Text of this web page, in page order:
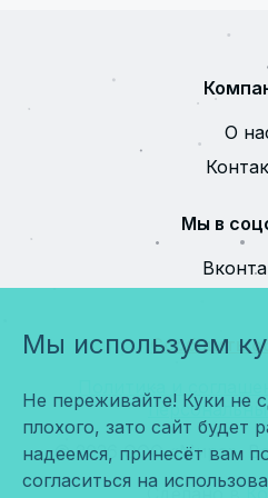
О
Мы в
Сообщить
© 2026 ООО «Мира».
Сделано в
Мы используем
Не переживайте! Куки не
плохого, зато сайт будет
надеемся, принесёт вам
согласиться на